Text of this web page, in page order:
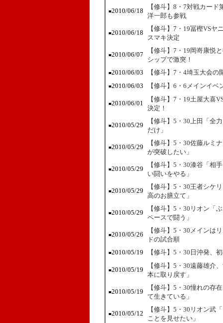
■2010/06/18
【修斗】8・7対戦カー
洋一郎も参戦
■2010/06/18
【修斗】7・19冨樫VS
スマキ決定
■2010/06/07
【修斗】7・19岡嵜康悦
シップで激突！
■2010/06/03 【修斗】7・4埼玉大会
■2010/06/03 【修斗】6・6メインイ
■2010/06/01
【修斗】7・19土屋大喜
決定！
■2010/05/29
【修斗】5・30上田「全
だけ」
■2010/05/29
【修斗】5・30佐藤ルミ
が突破したい」
■2010/05/29
【修斗】5・30漆谷「相
い闘いをやる」
■2010/05/29
【修斗】5・30王者シケ
高のお膳立て」
■2010/05/29
【修斗】5・30リオン「
ペースで闘う」
■2010/05/26
【修斗】5・30メインは
ドの試合順
■2010/05/19 【修斗】5・30日沖発、
■2010/05/19
【修斗】5・30遠藤雄介
本に取り戻す」
■2010/05/19
【修斗】5・30憧れの存
て生きている」
■2010/05/12
【修斗】5・30リオン武
ことを見せたい」